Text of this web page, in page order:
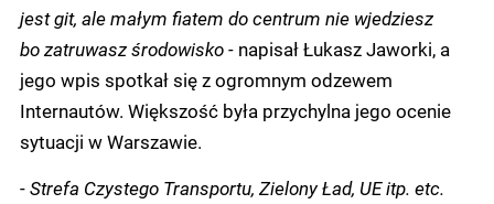
jest git, ale małym fiatem do centrum nie wjedziesz
bo zatruwasz środowisko - napisał Łukasz Jaworki, a
jego wpis spotkał się z ogromnym odzewem
Internautów. Większość była przychylna jego ocenie
sytuacji w Warszawie.
-Strefa Czystego Transportu, Zielony Ład, UE itp. etc.